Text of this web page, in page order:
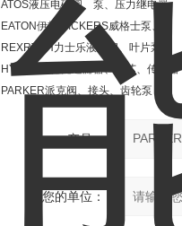
ATOS液压电磁阀、泵、压力继电器
EATON伊顿/VICKERS威格士泵、阀
REXRTOH力士乐液压阀、叶片泵
HYDAC贺德克过滤器、滤芯、传感器
PARKER派克阀、接头、齿轮泵
产品：
您的单位：